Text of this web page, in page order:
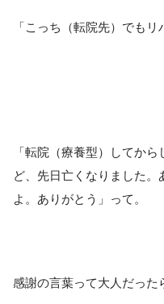
「こっち（転院先）でも
「転院（療養型）してか
ど、先日亡くなりました
よ。ありがとう」って。
感謝の言葉って大人だった